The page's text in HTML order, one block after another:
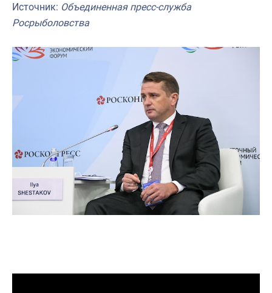
Источник: Объединенная пресс-служба
Росрыболовства